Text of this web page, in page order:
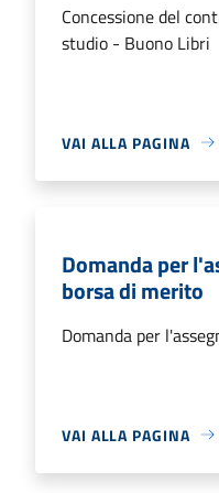
Concessione del
studio - Buono Libri
VAI ALLA PAGINA
Domanda per
borsa di merito
Domanda per
VAI ALLA PAGINA